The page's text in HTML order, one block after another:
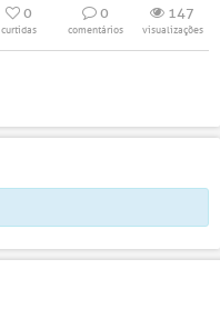
0
curtidas
0
comentários
147
visualizações